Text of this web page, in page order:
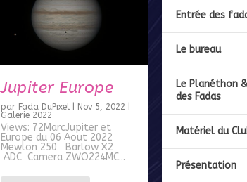
Jupiter Europe
par Fada DuPixel Nov 5, 2022
Galerie 2022
Views: 72MarcJupiter et
Europe du 06 Aout 2022
Mewlon 250 Barlow X2
ADC Camera ZWO224MC...
Entrée des
Le bureau
Le Planéthon
des Fadas
Matériel du
Présentation